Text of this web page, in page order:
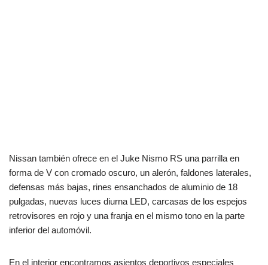
Nissan también ofrece en el Juke Nismo RS una parrilla en
forma de V con cromado oscuro, un alerón, faldones laterales,
defensas más bajas, rines ensanchados de aluminio de 18
pulgadas, nuevas luces diurna LED, carcasas de los espejos
retrovisores en rojo y una franja en el mismo tono en la parte
inferior del automóvil.
En el interior encontramos asientos deportivos especiales